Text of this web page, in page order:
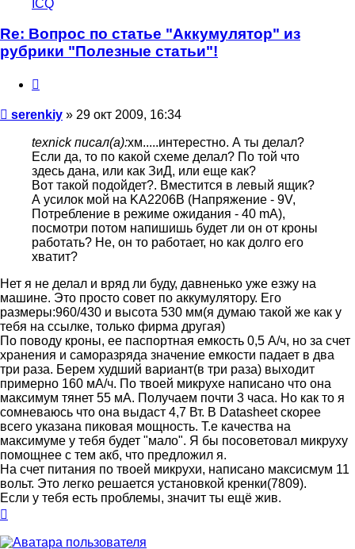
пользователя
serenkiy
ICQ
Re: Вопрос по статье "Аккумулятор" из
рубрики "Полезные статьи"!
Сообщение
serenkiy » 29 окт 2009, 16:34
texnick писал(а):хм.....интерестно. А ты делал?
Если да, то по какой схеме делал? По той что
здесь дана, или как ЗиД, или еще как?
Вот такой подойдет?. Вместится в левый ящик?
А усилок мой на KA2206B (Напряжение - 9V,
Потребление в режиме ожидания - 40 mA),
посмотри потом напишишь будет ли он от кроны
работать? Не, он то работает, но как долго его
хватит?
Нет я не делал и вряд ли буду, давненько уже езжу на
машине. Это просто совет по аккумулятору. Его
размеры:960/430 и высота 530 мм(я думаю такой же как у
тебя на ссылке, только фирма другая)
По поводу кроны, ее паспортная емкость 0,5 А/ч, но за счет
хранения и саморазряда значение емкости падает в два
три раза. Берем худший вариант(в три раза) выходит
примерно 160 мА/ч. По твоей микрухе написано что она
максимум тянет 55 мА. Получаем почти 3 часа. Но как то я
сомневаюсь что она выдаст 4,7 Вт. В Datasheet скорее
всего указана пиковая мощность. Т.е качества на
максимуме у тебя будет "мало". Я бы посоветовал микруху
помощнее с тем акб, что предложил я.
На счет питания по твоей микрухи, написано максисмум 11
вольт. Это легко решается установкой кренки(7809).
Если у тебя есть проблемы, значит ты ещё жив.
началу